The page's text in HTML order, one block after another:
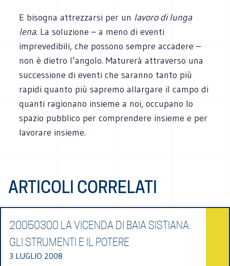
E bisogna attrezzarsi per un lavoro di lunga
lena. La soluzione – a meno di eventi
imprevedibili, che possono sempre accadere –
non è dietro l’angolo. Maturerà attraverso una
successione di eventi che saranno tanto più
rapidi quanto più sapremo allargare il campo di
quanti ragionano insieme a noi, occupano lo
spazio pubblico per comprendere insieme e per
lavorare insieme.
ARTICOLI CORRELATI
20050300 LA VICENDA DI BAIA SISTIANA:
GLI STRUMENTI E IL POTERE
3 LUGLIO 2008